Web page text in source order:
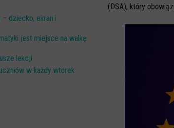
dziecko, ekran i
jest miejsce na walkę
lekcji
w każdy wtorek
(DSA), który